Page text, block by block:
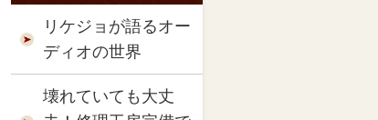
リケジョが語るオー
ディオの世界
壊れていても大丈